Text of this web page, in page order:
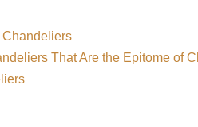
That Are the Epitome of